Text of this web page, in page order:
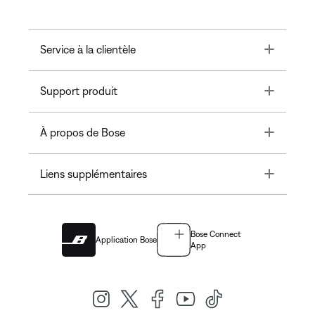
Service à la clientèle Toggle
Support produit Toggle
À propos de Bose Toggle
Liens supplémentaires Toggle
Application Bose
Bose Connect
App